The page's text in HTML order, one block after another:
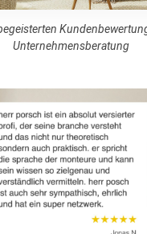
Unternehmensberatung